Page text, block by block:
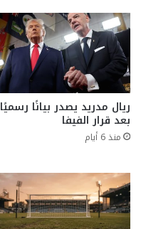
ريال مدريد يصدر بيانًا رسميًا
بعد قرار الفيفا
منذ 6 أيام